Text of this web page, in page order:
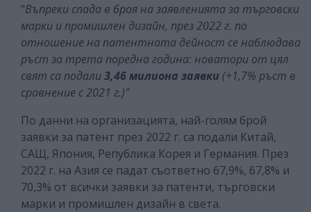
"Въпреки спада в броя на заявленията за търговски
марки и промишлен дизайн, през 2022 г. по
отношение на патентната дейност се наблюдава
ръст за трета поредна година: новатори от цял
свят са подали3,46 милиона заявки (+1,7% ръст в
сравнение с 2021 г.)"
По данни на организацията, най-голям брой
заявки за патент през 2022 г. са подали Китай,
САЩ, Япония, Република Корея и Германия. През
2022 г. на Азия се падат съответно 67,9%, 67,8% и
70,3% от всички заявки за патенти, търговски
марки и промишлен дизайн в света.